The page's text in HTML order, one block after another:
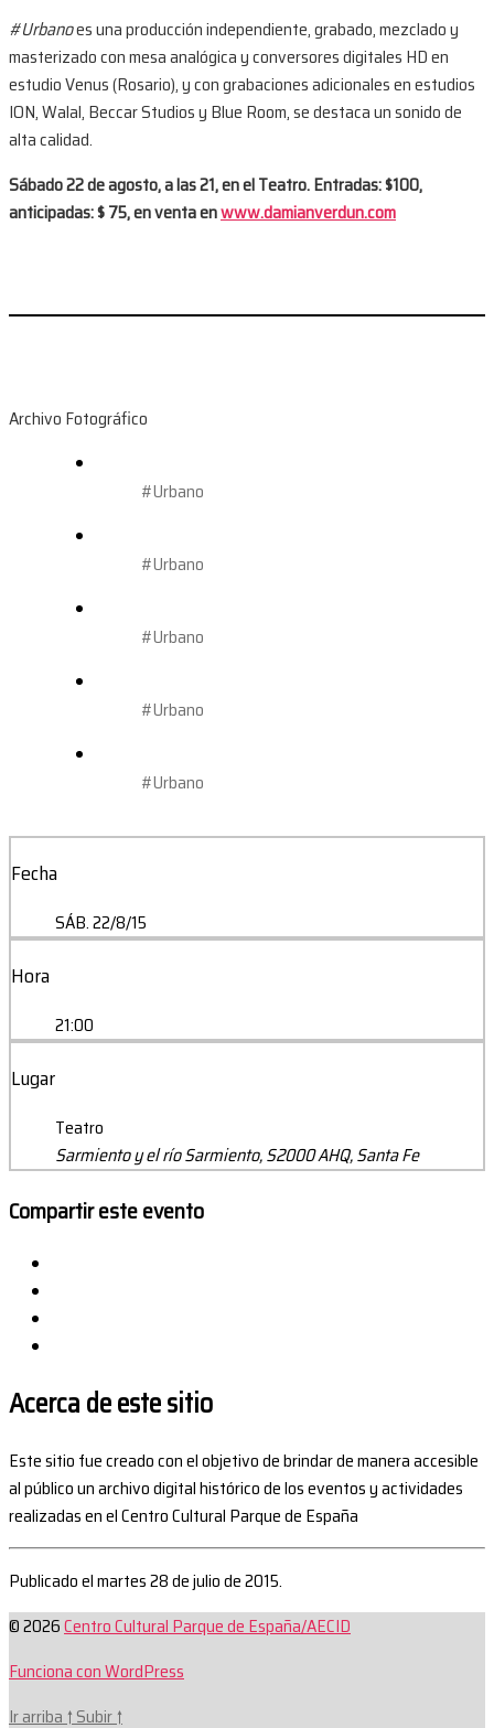
#Urbanoes una producción independiente, grabado, mezclado y
masterizado con mesa analógica y conversores digitales HD en
estudio Venus (Rosario), y con grabaciones adicionales en estudios
ION, Walal, Beccar Studios y Blue Room, se destaca un sonido de
alta calidad.
Sábado 22 de agosto, a las 21, en el Teatro. Entradas: $100,
anticipadas: $ 75, en venta enwww.damianverdun.com
Archivo Fotográfico
#Urbano
#Urbano
#Urbano
#Urbano
#Urbano
Fecha
SÁB. 22/8/15
Hora
21:00
Lugar
Teatro
Sarmiento y el río Sarmiento, S2000 AHQ, Santa Fe
Compartir este evento
Acerca de este sitio
Este sitio fue creado con el objetivo de brindar de manera accesible
al público un archivo digital histórico de los eventos y actividades
realizadas en el Centro Cultural Parque de España
Publicado el martes 28 de julio de 2015.
© 2026Centro Cultural Parque de España/AECID
Funciona con WordPress
Ir arriba↑Subir↑